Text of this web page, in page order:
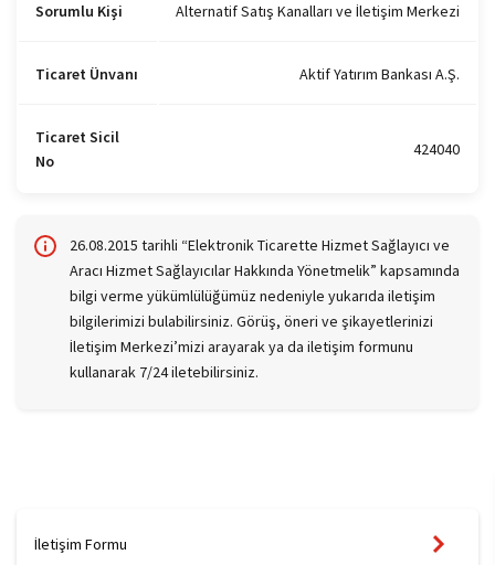
Sorumlu Kişi Alternatif Satış Kanalları ve İletişim Merkezi
Ticaret Ünvanı Aktif Yatırım Bankası A.Ş.
Ticaret Sicil
No
424040
26.08.2015 tarihli “Elektronik Ticarette Hizmet Sağlayıcı ve
Aracı Hizmet Sağlayıcılar Hakkında Yönetmelik” kapsamında
bilgi verme yükümlülüğümüz nedeniyle yukarıda iletişim
bilgilerimizi bulabilirsiniz. Görüş, öneri ve şikayetlerinizi
İletişim Merkezi’mizi arayarak ya da iletişim formunu
kullanarak 7/24 iletebilirsiniz.
İletişim Formu